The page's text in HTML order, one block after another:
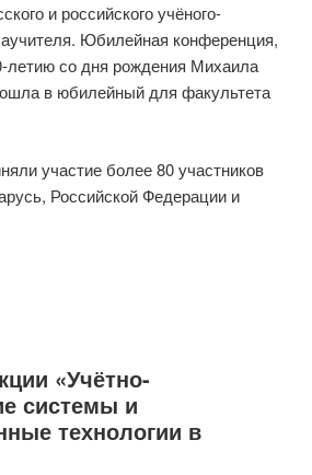
и российского учёного-
Юбилейная конференция,
летию со дня рождения Михаила
в юбилейный для факультета
участие более 80 участников
Российской Федерации и
«Учётно-
системы и
технологии в